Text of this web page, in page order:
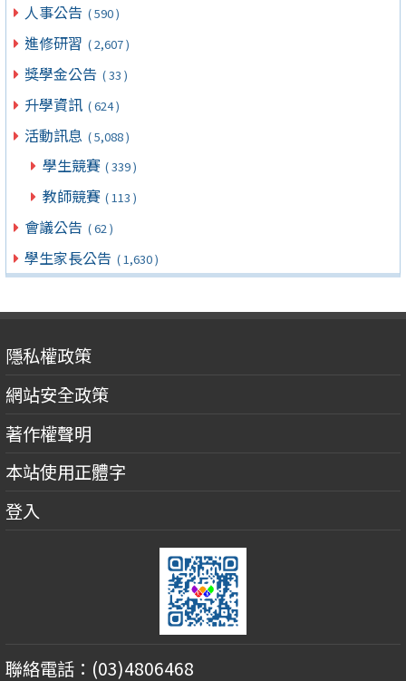
人事公告 ( 590 )
進修研習 ( 2,607 )
獎學金公告 ( 33 )
升學資訊 ( 624 )
活動訊息 ( 5,088 )
學生競賽 ( 339 )
教師競賽 ( 113 )
會議公告 ( 62 )
學生家長公告 ( 1,630 )
隱私權政策
網站安全政策
著作權聲明
本站使用正體字
登入
聯絡電話：(03)4806468